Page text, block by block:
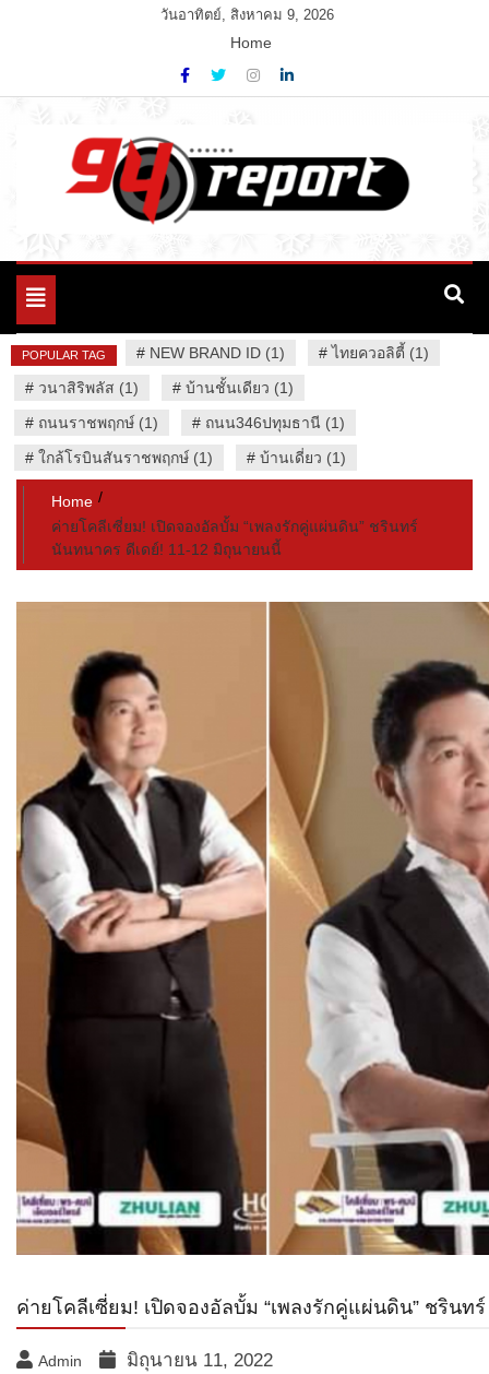
วันอาทิตย์, สิงหาคม 9, 2026
Home
94 Report.com
Variety News
Toggle
POPULAR TAG # NEW BRAND ID (1) #ไทยควอลิตี้ (1)
# วนาสิริพลัส (1) # บ้านชั้นเดียว (1)
# ถนนราชพฤกษ์ (1) # ถนน346ปทุมธานี (1)
# ใกล้โรบินสันราชพฤกษ์ (1) # บ้านเดี่ยว (1)
Home
ค่ายโคลีเซี่ยม! เปิดจองอัลบั้ม “เพลงรักคู่แผ่นดิน” ชรินทร์
นันทนาคร ดีเดย์! 11-12 มิถุนายนนี้
ค่ายโคลีเซี่ยม! เปิดจองอัลบั้ม “เพลงรักคู่แผ่นดิน” ชริน
Admin มิถุนายน 11, 2022